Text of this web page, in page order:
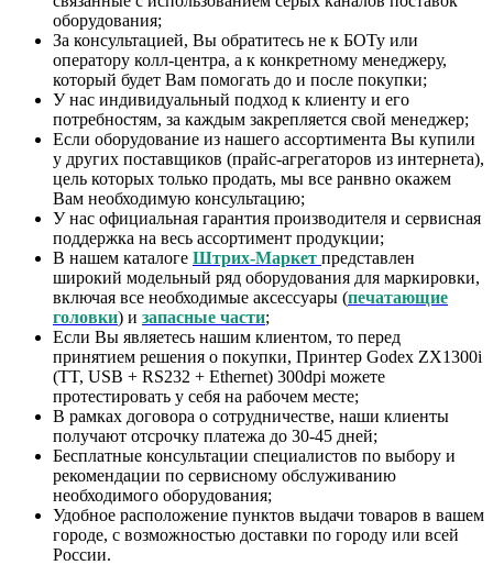
оборудования;
За консультацией, Вы обратитесь не к БОТу или
оператору колл-центра, а к конкретному менеджеру,
который будет Вам помогать до и после покупки;
У нас индивидуальный подход к клиенту и его
потребностям, за каждым закрепляется свой менеджер;
Если оборудование из нашего ассортимента Вы купили
у других поставщиков (прайс-агрегаторов из интернета),
цель которых только продать, мы все ранвно окажем
Вам необходимую консультацию;
У нас официальная гарантия производителя и сервисная
поддержка на весь ассортимент продукции;
В нашем каталоге Штрих-Маркет представлен
широкий модельный ряд оборудования для маркировки,
включая все необходимые аксессуары (печатающие
головки) и запасные части;
Если Вы являетесь нашим клиентом, то перед
принятием решения о покупки, Принтер Godex ZX1300i
(TT, USB + RS232 + Ethernet) 300dpi можете
протестировать у себя на рабочем месте;
В рамках договора о сотрудничестве, наши клиенты
получают отсрочку платежа до 30-45 дней;
Бесплатные консультации специалистов по выбору и
рекомендации по сервисному обслуживанию
необходимого оборудования;
Удобное расположение пунктов выдачи товаров в вашем
городе, с возможностью доставки по городу или всей
России.